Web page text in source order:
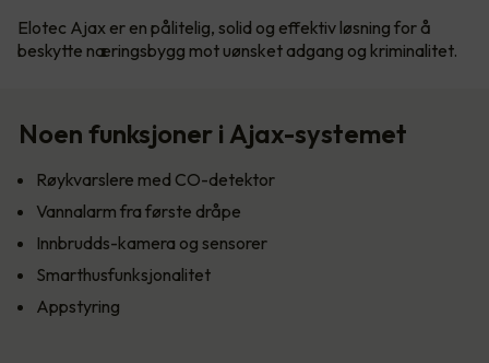
Elotec Ajax er en pålitelig, solid og effektiv løsning for å
beskytte næringsbygg mot uønsket adgang og kriminalitet.
Noen funksjoner i Ajax-systemet
Røykvarslere med CO-detektor
Vannalarm fra første dråpe
Innbrudds-kamera og sensorer
Smarthusfunksjonalitet
Appstyring